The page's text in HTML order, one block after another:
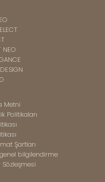
NEO
Metni
Politikaları
Şartları
genel bilgilendirme
Sözleşmesi